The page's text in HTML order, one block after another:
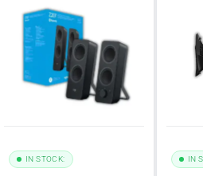
IN STOCK: IN